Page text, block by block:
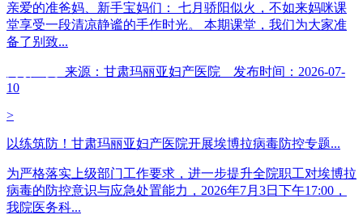
亲爱的准爸妈、新手宝妈们： 七月骄阳似火，不如来妈咪课
堂享受一段清凉静谧的手作时光。 本期课堂，我们为大家准
备了别致...
来源：甘肃玛丽亚妇产医院 发布时间：2026-07-
10
>
以练筑防！甘肃玛丽亚妇产医院开展埃博拉病毒防控专题...
为严格落实上级部门工作要求，进一步提升全院职工对埃博拉
病毒的防控意识与应急处置能力，2026年7月3日下午17:00，
我院医务科...